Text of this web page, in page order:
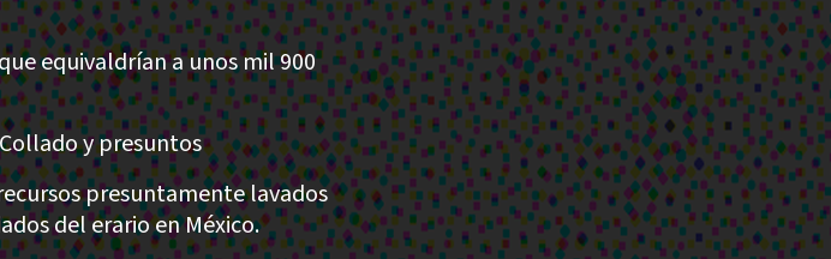
equivaldrían a unos mil 900
y presuntos
presuntamente lavados
del erario en México.